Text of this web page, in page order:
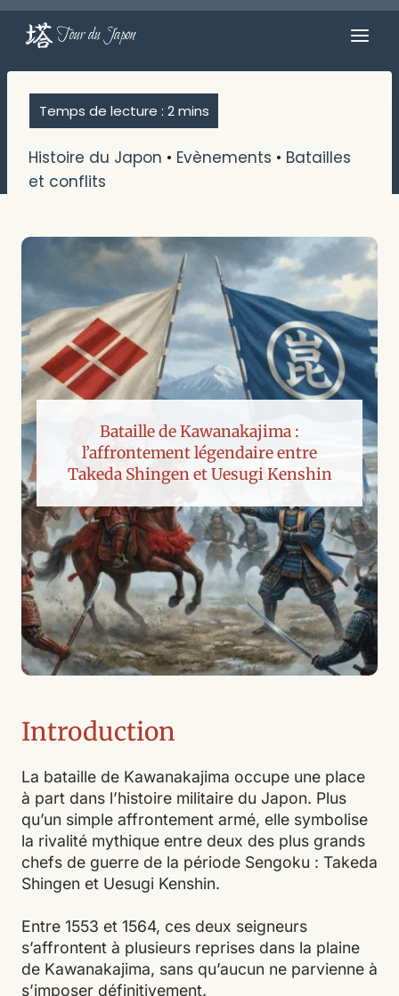
Aller
Tour du Japon
Histoire du Japon • Evènements • Batailles
et conflits
Bataille de Kawanakajima :
l’affrontement légendaire entre
Takeda Shingen et Uesugi Kenshin
Introduction
La bataille de Kawanakajima occupe une place
à part dans l’histoire militaire du Japon. Plus
qu’un simple affrontement armé, elle symbolise
la rivalité mythique entre deux des plus grands
chefs de guerre de la période Sengoku : Takeda
Shingen et Uesugi Kenshin.
Entre 1553 et 1564, ces deux seigneurs
s’affrontent à plusieurs reprises dans la plaine
de Kawanakajima, sans qu’aucun ne parvienne à
s’imposer définitivement.